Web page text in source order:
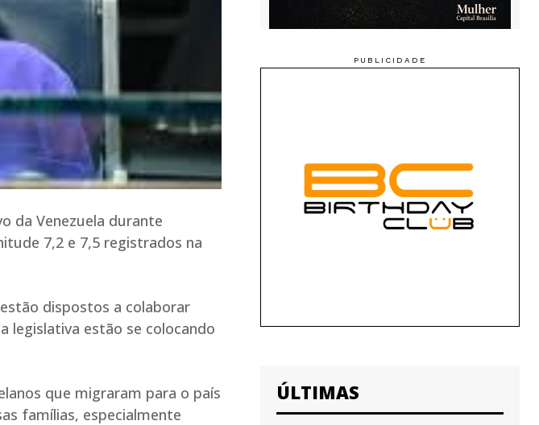
da Venezuela durante
7,2 e 7,5 registrados na
dispostos a colaborar
legislativa estão se colocando
que migraram para o país
famílias, especialmente
ÚLTIMAS